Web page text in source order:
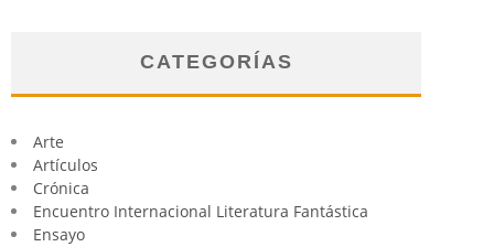
CATEGORÍAS
Arte
Artículos
Crónica
Encuentro Internacional Literatura Fantástica
Ensayo